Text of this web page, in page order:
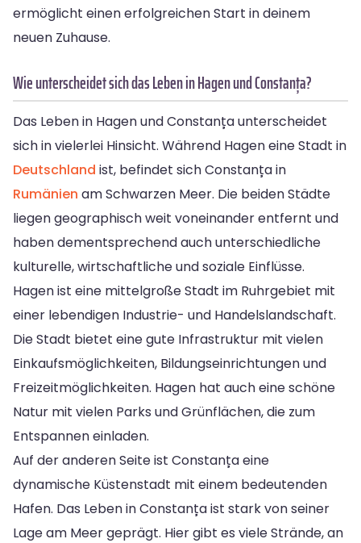
ermöglicht einen erfolgreichen Start in deinem
neuen Zuhause.
Wie unterscheidet sich das Leben in Hagen und Constanța?
Das Leben in Hagen und Constanța unterscheidet
sich in vielerlei Hinsicht. Während Hagen eine Stadt in
Deutschland ist, befindet sich Constanța in
Rumänien am Schwarzen Meer. Die beiden Städte
liegen geographisch weit voneinander entfernt und
haben dementsprechend auch unterschiedliche
kulturelle, wirtschaftliche und soziale Einflüsse.
Hagen ist eine mittelgroße Stadt im Ruhrgebiet mit
einer lebendigen Industrie- und Handelslandschaft.
Die Stadt bietet eine gute Infrastruktur mit vielen
Einkaufsmöglichkeiten, Bildungseinrichtungen und
Freizeitmöglichkeiten. Hagen hat auch eine schöne
Natur mit vielen Parks und Grünflächen, die zum
Entspannen einladen.
Auf der anderen Seite ist Constanța eine
dynamische Küstenstadt mit einem bedeutenden
Hafen. Das Leben in Constanța ist stark von seiner
Lage am Meer geprägt. Hier gibt es viele Strände, an